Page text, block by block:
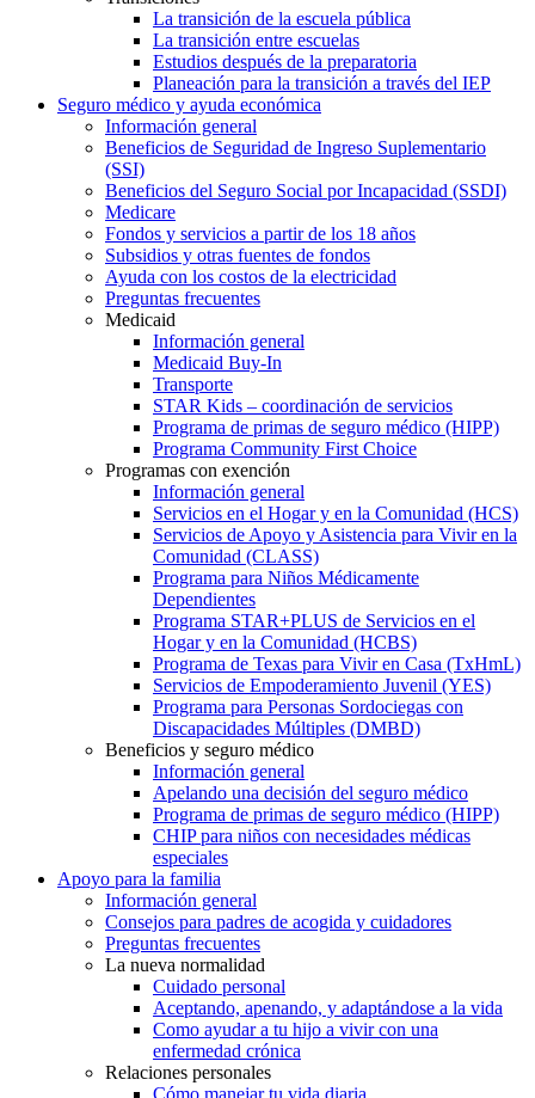
La transición de la escuela pública
La transición entre escuelas
Estudios después de la preparatoria
Planeación para la transición a través del IEP
Seguro médico y ayuda económica
Información general
Beneficios de Seguridad de Ingreso Suplementario
(SSI)
Beneficios del Seguro Social por Incapacidad (SSDI)
Medicare
Fondos y servicios a partir de los 18 años
Subsidios y otras fuentes de fondos
Ayuda con los costos de la electricidad
Preguntas frecuentes
Medicaid
Información general
Medicaid Buy-In
Transporte
STAR Kids – coordinación de servicios
Programa de primas de seguro médico (HIPP)
Programa Community First Choice
Programas con exención
Información general
Servicios en el Hogar y en la Comunidad (HCS)
Servicios de Apoyo y Asistencia para Vivir en la
Comunidad (CLASS)
Programa para Niños Médicamente
Dependientes
Programa STAR+PLUS de Servicios en el
Hogar y en la Comunidad (HCBS)
Programa de Texas para Vivir en Casa (TxHmL)
Servicios de Empoderamiento Juvenil (YES)
Programa para Personas Sordociegas con
Discapacidades Múltiples (DMBD)
Beneficios y seguro médico
Información general
Apelando una decisión del seguro médico
Programa de primas de seguro médico (HIPP)
CHIP para niños con necesidades médicas
especiales
Apoyo para la familia
Información general
Consejos para padres de acogida y cuidadores
Preguntas frecuentes
La nueva normalidad
Cuidado personal
Aceptando, apenando, y adaptándose a la vida
Como ayudar a tu hijo a vivir con una
enfermedad crónica
Relaciones personales
Cómo manejar tu vida diaria